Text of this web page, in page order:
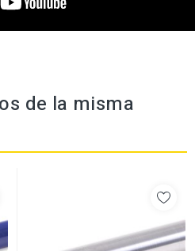
de la misma